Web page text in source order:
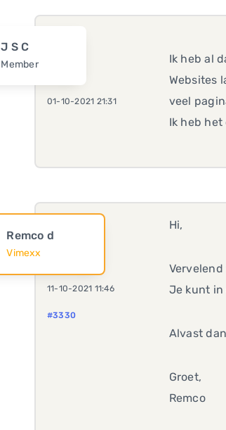
J S C
Member
01-10-2021 21:31
Ik heb al
Websites
veel
Ik heb
Remco d
Vimexx
11-10-2021 11:46
#3330
Hi,
Je kunt in
Alvast
Groet,
Remco